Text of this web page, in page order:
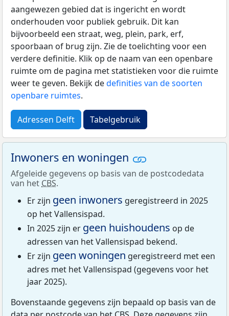
aangewezen gebied dat is ingericht en wordt
onderhouden voor publiek gebruik. Dit kan
bijvoorbeeld een straat, weg, plein, park, erf,
spoorbaan of brug zijn. Zie de toelichting voor een
verdere definitie. Klik op de naam van een openbare
ruimte om de pagina met statistieken voor die ruimte
weer te geven. Bekijk dedefinities van de soorten
openbare ruimtes.
Adressen Delft Tabelgebruik
Inwoners en woningen
Afgeleide gegevens op basis van de postcodedata
van het CBS.
Er zijn geen inwoners geregistreerd in 2025
op het Vallensispad.
In 2025 zijn er geen huishoudens op de
adressen van het Vallensispad bekend.
Er zijn geen woningen geregistreerd met een
adres met het Vallensispad (gegevens voor het
jaar 2025).
Bovenstaande gegevens zijn bepaald op basis van de